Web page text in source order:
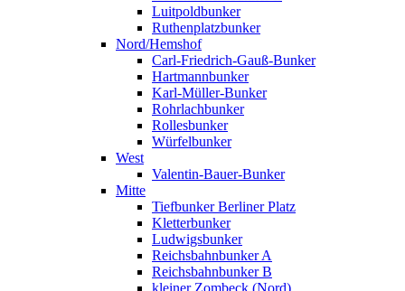
Luitpoldbunker
Ruthenplatzbunker
Nord/Hemshof
Carl-Friedrich-Gauß-Bunker
Hartmannbunker
Karl-Müller-Bunker
Rohrlachbunker
Rollesbunker
Würfelbunker
West
Valentin-Bauer-Bunker
Mitte
Tiefbunker Berliner Platz
Kletterbunker
Ludwigsbunker
Reichsbahnbunker A
Reichsbahnbunker B